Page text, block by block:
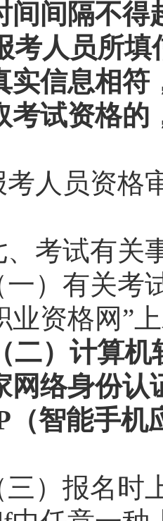
间间隔不得
考人员所填
实信息相符
考试资格的
员资格审
试有关
有关考试
业资格网”
（二）计算
网络身份认
（智能手机
名时上